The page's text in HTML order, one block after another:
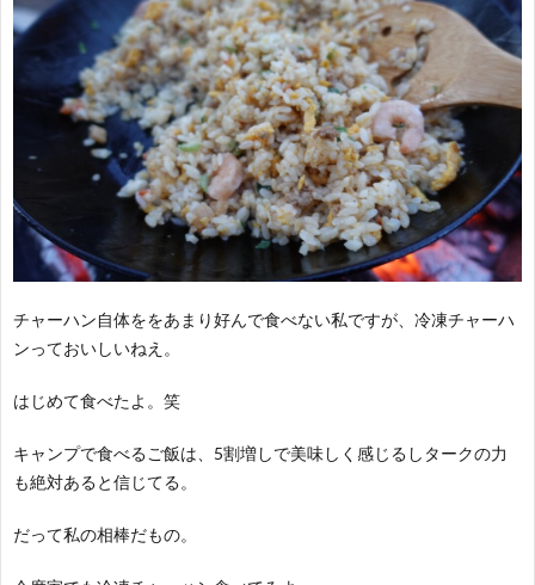
チャーハン自体ををあまり好んで食べない私ですが、冷凍チャーハ
ンっておいしいねえ。
はじめて食べたよ。笑
キャンプで食べるご飯は、5割増しで美味しく感じるしタークの力
も絶対あると信じてる。
だって私の相棒だもの。